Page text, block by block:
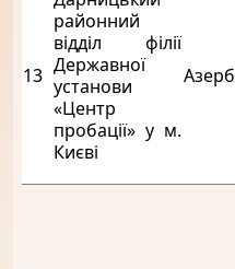
13
районний
відділ філії
Державної
установи
«Центр
пробації» у м.
Києві